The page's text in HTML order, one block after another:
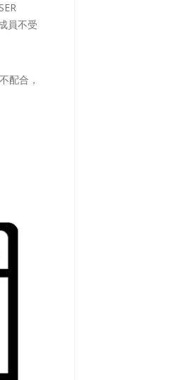
員不受
配合，